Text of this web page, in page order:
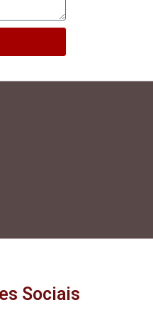
Sociais